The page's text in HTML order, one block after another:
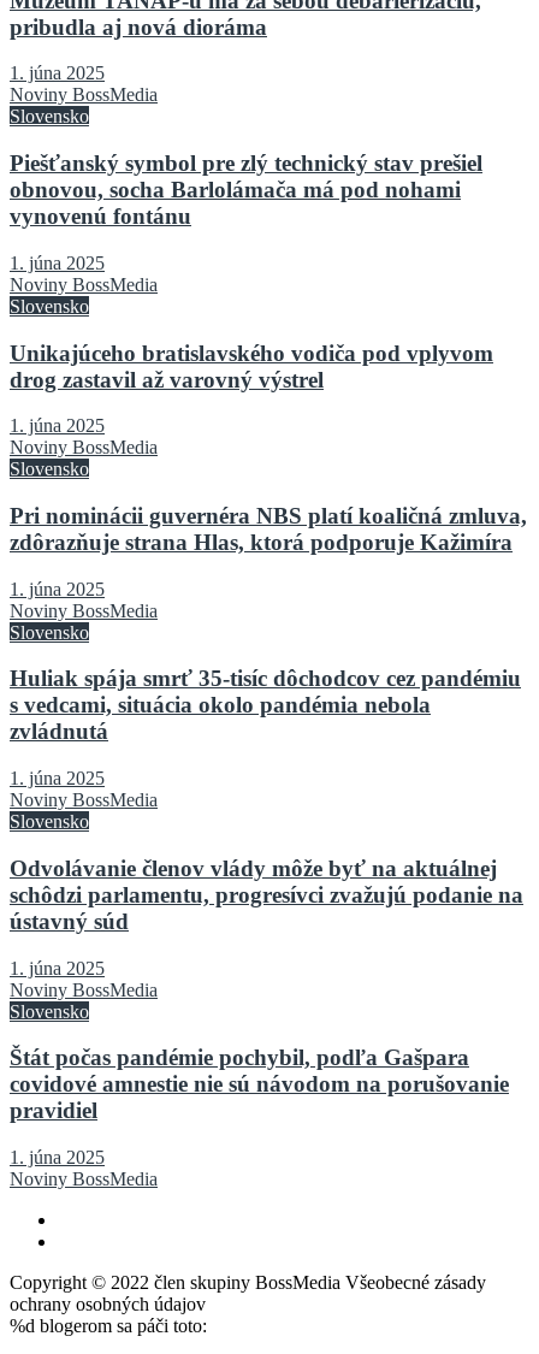
pribudla aj nová dioráma
1. júna 2025
Noviny BossMedia
Slovensko
Piešťanský symbol pre zlý technický stav prešiel
obnovou, socha Barlolámača má pod nohami
vynovenú fontánu
1. júna 2025
Noviny BossMedia
Slovensko
Unikajúceho bratislavského vodiča pod vplyvom
drog zastavil až varovný výstrel
1. júna 2025
Noviny BossMedia
Slovensko
Pri nominácii guvernéra NBS platí koaličná zmluva,
zdôrazňuje strana Hlas, ktorá podporuje Kažimíra
1. júna 2025
Noviny BossMedia
Slovensko
Huliak spája smrť 35-tisíc dôchodcov cez pandémiu
s vedcami, situácia okolo pandémia nebola
zvládnutá
1. júna 2025
Noviny BossMedia
Slovensko
Odvolávanie členov vlády môže byť na aktuálnej
schôdzi parlamentu, progresívci zvažujú podanie na
ústavný súd
1. júna 2025
Noviny BossMedia
Slovensko
Štát počas pandémie pochybil, podľa Gašpara
covidové amnestie nie sú návodom na porušovanie
pravidiel
1. júna 2025
Noviny BossMedia
Copyright © 2022 člen skupiny BossMedia Všeobecné zásady
ochrany osobných údajov
%d blogerom sa páči toto: